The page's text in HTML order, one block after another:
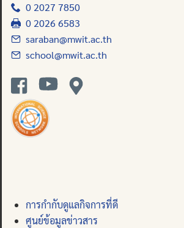
0 2027 7850
0 2026 6583
saraban@mwit.ac.th
school@mwit.ac.th
การกำกับดูแลกิจการที่ดี
ศูนย์ข้อมูลข่าวสาร